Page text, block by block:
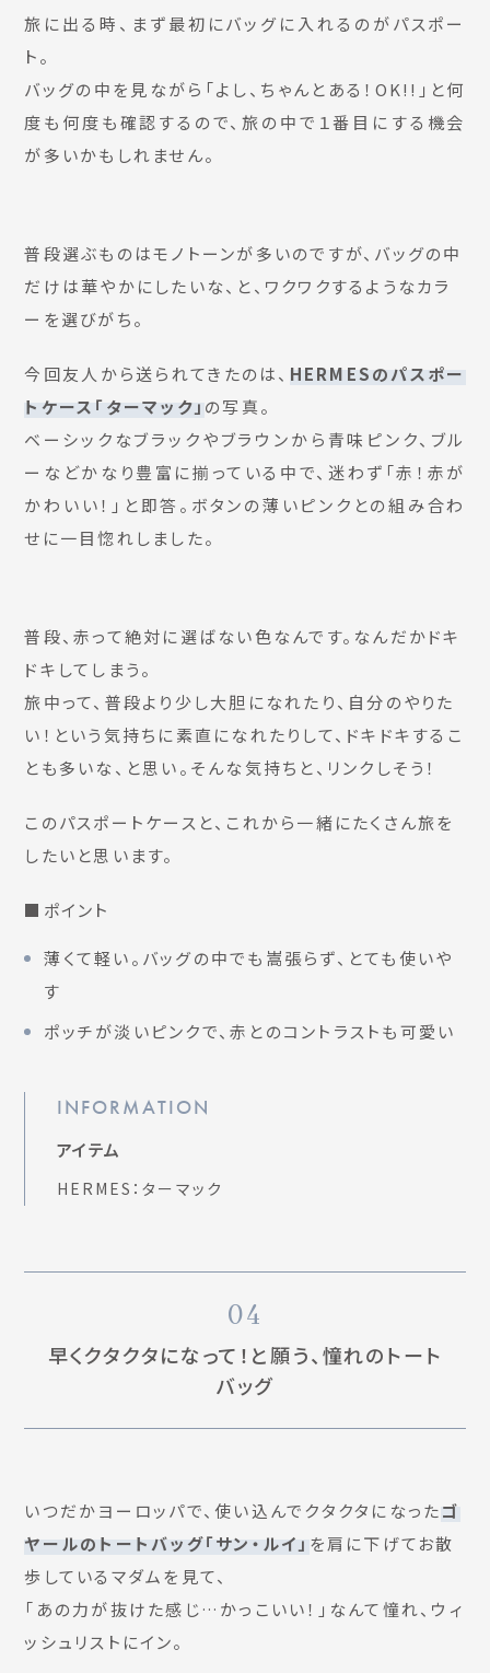
旅に出る時、まず最初にバッグに入れるのがパスポー
ト。
バッグの中を見ながら「よし、ちゃんとある！OK!!」と何
度も何度も確認するので、旅の中で１番目にする機会
が多いかもしれません。
普段選ぶものはモノトーンが多いのですが、バッグの中
だけは華やかにしたいな、と、ワクワクするようなカラ
ーを選びがち。
今回友人から送られてきたのは、 HERMESのパスポー
トケース「ターマック」 の写真。
ベーシックなブラックやブラウンから青味ピンク、ブル
ーなどかなり豊富に揃っている中で、迷わず「赤！赤が
かわいい！」と即答。ボタンの薄いピンクとの組み合わ
せに一目惚れしました。
普段、赤って絶対に選ばない色なんです。なんだかドキ
ドキしてしまう。
旅中って、普段より少し大胆になれたり、自分のやりた
い！という気持ちに素直になれたりして、ドキドキするこ
とも多いな、と思い。そんな気持ちと、リンクしそう！
このパスポートケースと、これから一緒にたくさん旅を
したいと思います。
■ポイント
薄くて軽い。バッグの中でも嵩張らず、とても使いや
す
ポッチが淡いピンクで、赤とのコントラストも可愛い
INFORMATION
アイテム
HERMES：ターマック
04
早くクタクタになって！と願う、憧れのトート
バッグ
いつだかヨーロッパで、使い込んでクタクタになったゴ
ヤールのトートバッグ「サン・ルイ」 を肩に下げてお散
歩しているマダムを見て、
「あの力が抜けた感じ…かっこいい！」なんて憧れ、ウィ
ッシュリストにイン。